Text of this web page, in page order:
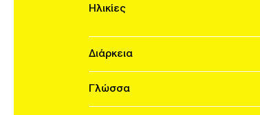
Ηλικίες
Διάρκεια
Γλώσσα